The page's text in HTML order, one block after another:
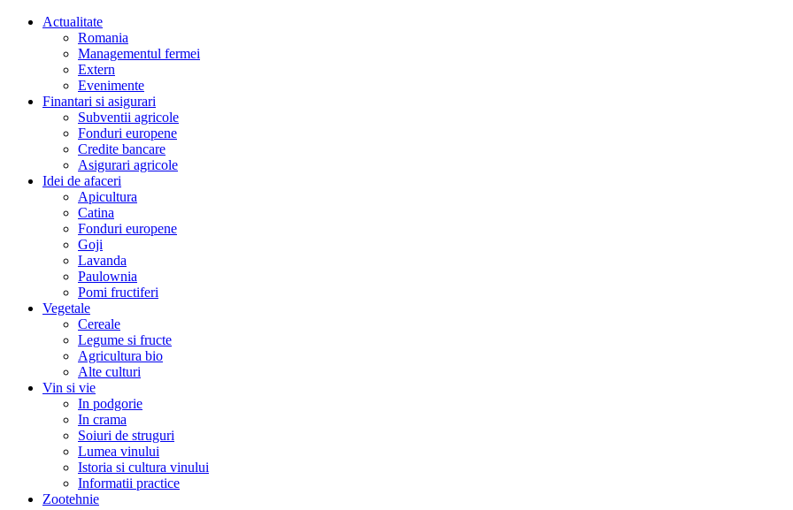
Actualitate
Romania
Managementul fermei
Extern
Evenimente
Finantari si asigurari
Subventii agricole
Fonduri europene
Credite bancare
Asigurari agricole
Idei de afaceri
Apicultura
Catina
Fonduri europene
Goji
Lavanda
Paulownia
Pomi fructiferi
Vegetale
Cereale
Legume si fructe
Agricultura bio
Alte culturi
Vin si vie
In podgorie
In crama
Soiuri de struguri
Lumea vinului
Istoria si cultura vinului
Informatii practice
Zootehnie